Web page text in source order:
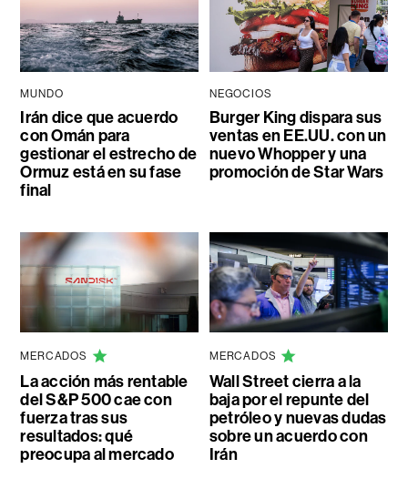
MUNDO
Irán dice que acuerdo
con Omán para
gestionar el estrecho de
Ormuz está en su fase
final
NEGOCIOS
Burger King dispara sus
ventas en EE.UU. con un
nuevo Whopper y una
promoción de Star Wars
MERCADOS
La acción más rentable
del S&P 500 cae con
fuerza tras sus
resultados: qué
preocupa al mercado
MERCADOS
Wall Street cierra a la
baja por el repunte del
petróleo y nuevas dudas
sobre un acuerdo con
Irán